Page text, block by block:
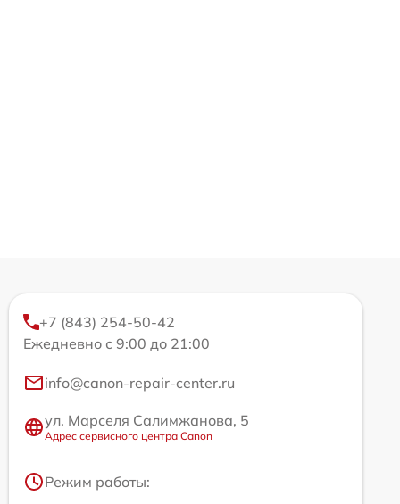
+7 (843) 254-50-42
Ежедневно с 9:00 до 21:00
info@canon-repair-center.ru
ул. Марселя Салимжанова, 5
Адрес сервисного центра Canon
Режим работы: